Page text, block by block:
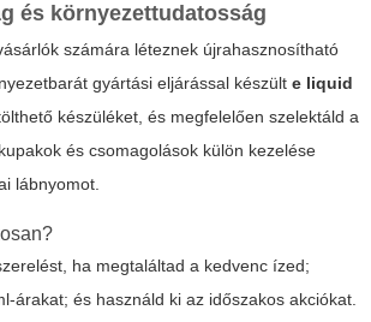
és környezettudatosság
számára léteznek újrahasznosítható
gyártási eljárással készült e liquid
készüléket, és megfelelően szelektáld a
és csomagolások külön kezelése
lábnyomot.
ha megtaláltad a kedvenc ízed;
árakat; és használd ki az időszakos akciókat.